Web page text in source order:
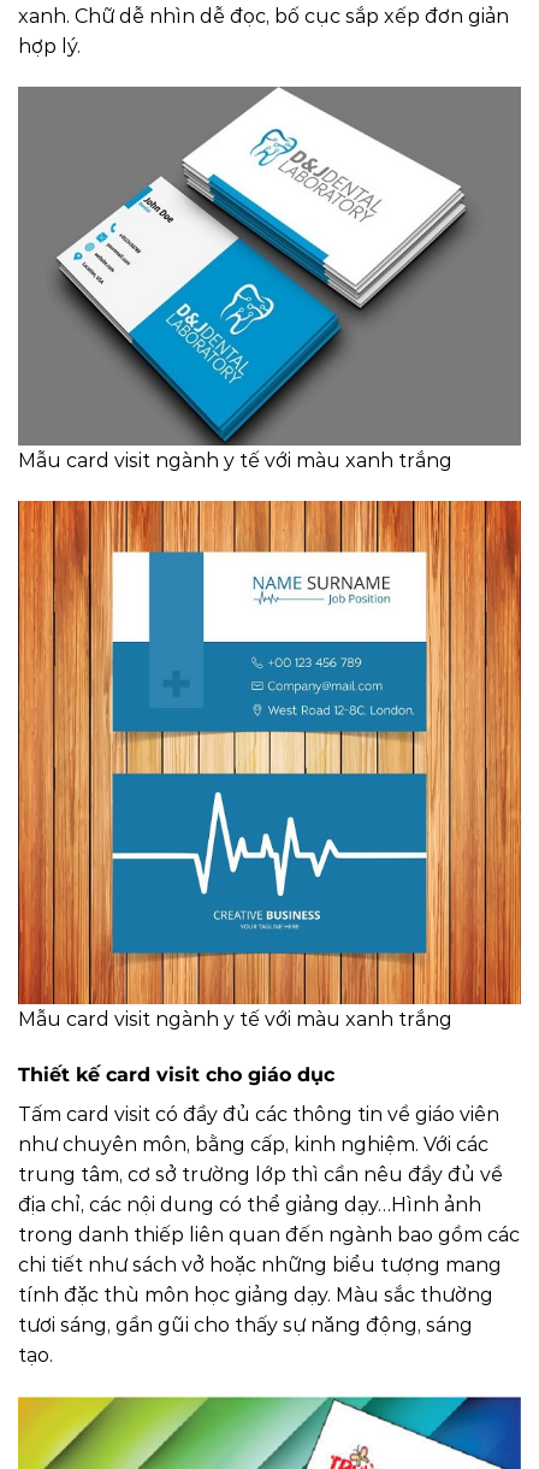
xanh. Chữ dễ nhìn dễ đọc, bố cục sắp xếp đơn giản
hợp lý.
Mẫu card visit ngành y tế với màu xanh trắng
Mẫu card visit ngành y tế với màu xanh trắng
Thiết kế card visit cho giáo dục
Tấm card visit có đầy đủ các thông tin về giáo viên
như chuyên môn, bằng cấp, kinh nghiệm. Với các
trung tâm, cơ sở trường lớp thì cần nêu đầy đủ về
địa chỉ, các nội dung có thể giảng dạy…Hình ảnh
trong danh thiếp liên quan đến ngành bao gồm các
chi tiết như sách vở hoặc những biểu tượng mang
tính đặc thù môn học giảng dạy. Màu sắc thường
tươi sáng, gần gũi cho thấy sự năng động, sáng
tạo.